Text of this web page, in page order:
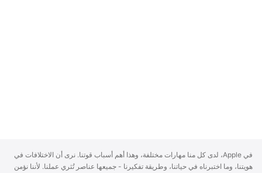
p
p
في Apple، لدى كل منا مهارات مختلفة، وهذا أهم أسباب قوتنا. نرى أن الاختلافات في
هويتنا، وما اختبرناه في حياتنا، وطريقة تفكيرنا - جميعها عناصر تُثري عملنا. لأننا نؤمن